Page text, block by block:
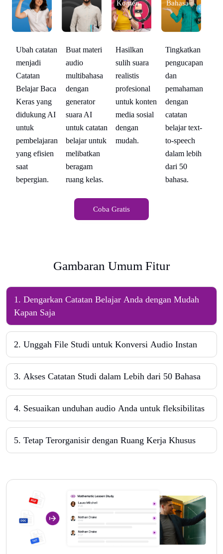
Ubah catatan
menjadi
Catatan
Belajar Baca
Keras yang
didukung AI
untuk
pembelajaran
yang efisien
saat
bepergian.
Buat materi
audio
multibahasa
dengan
generator
suara AI
untuk catatan
belajar untuk
melibatkan
beragam
ruang kelas.
Konten
Hasilkan
sulih suara
realistis
profesional
untuk konten
media sosial
dengan
mudah.
Bahasa
Tingkatkan
pengucapan
dan
pemahaman
dengan
catatan
belajar text-
to-speech
dalam lebih
dari 50
bahasa.
Coba Gratis
Gambaran Umum Fitur
1. Dengarkan Catatan Belajar Anda dengan Mudah
Kapan Saja
2. Unggah File Studi untuk Konversi Audio Instan
3. Akses Catatan Studi dalam Lebih dari 50 Bahasa
4. Sesuaikan unduhan audio Anda untuk fleksibilitas
5. Tetap Terorganisir dengan Ruang Kerja Khusus